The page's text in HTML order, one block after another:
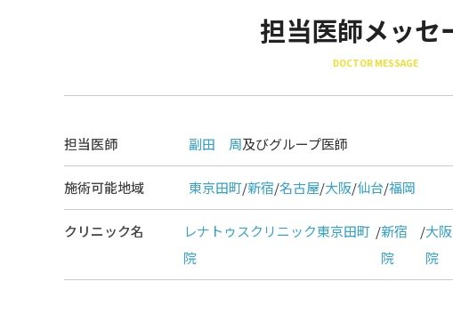
担当医師メッセ
DOCTOR MESSAGE
担当医師 副田 周及びグループ医師
施術可能地域 東京田町/新宿/名古屋/大阪/仙台/福岡
クリニック名
レナトゥスクリニック東京田町
院
/新宿
院
/大阪
院